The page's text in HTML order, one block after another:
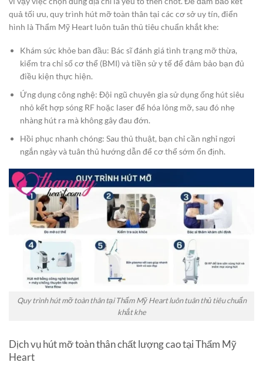
quả tối ưu, quy trình hút mỡ toàn thân tại các cơ sở uy tín, điển
hình là Thẩm Mỹ Heart luôn tuân thủ tiêu chuẩn khắt khe:
Khám sức khỏe ban đầu: Bác sĩ đánh giá tình trạng mỡ thừa,
kiểm tra chỉ số cơ thể (BMI) và tiền sử y tế để đảm bảo bạn đủ
điều kiện thực hiện.
Ứng dụng công nghệ: Đội ngũ chuyên gia sử dụng ống hút siêu
nhỏ kết hợp sóng RF hoặc laser để hóa lỏng mỡ, sau đó nhẹ
nhàng hút ra mà không gây đau đớn.
Hồi phục nhanh chóng: Sau thủ thuật, bạn chỉ cần nghỉ ngơi
ngắn ngày và tuân thủ hướng dẫn để cơ thể sớm ổn định.
Quy trình hút mỡ toàn thân tại Thẩm Mỹ Heart luôn tuân thủ tiêu chuẩn
khắt khe
Dịch vụ hút mỡ toàn thân chất lượng cao tại Thẩm Mỹ
Heart